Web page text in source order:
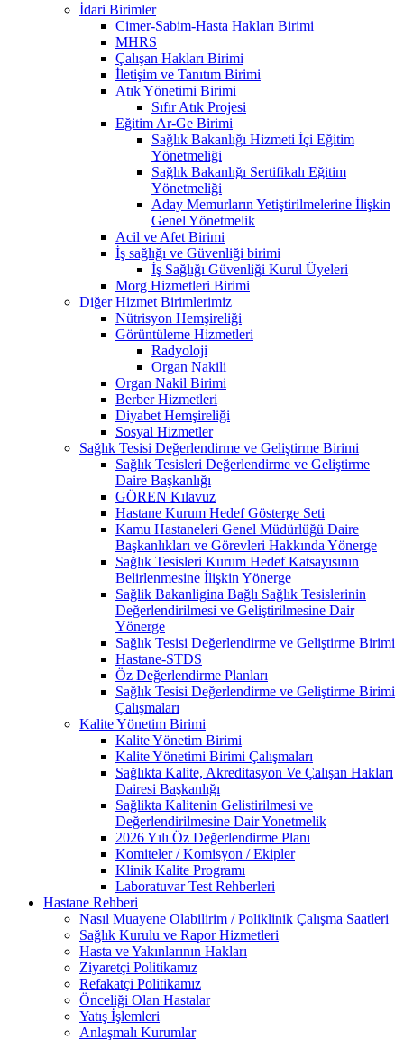
İdari Birimler
Cimer-Sabim-Hasta Hakları Birimi
MHRS
Çalışan Hakları Birimi
İletişim ve Tanıtım Birimi
Atık Yönetimi Birimi
Sıfır Atık Projesi
Eğitim Ar-Ge Birimi
Sağlık Bakanlığı Hizmeti İçi Eğitim
Yönetmeliği
Sağlık Bakanlığı Sertifikalı Eğitim
Yönetmeliği
Aday Memurların Yetiştirilmelerine İlişkin
Genel Yönetmelik
Acil ve Afet Birimi
İş sağlığı ve Güvenliği birimi
İş Sağlığı Güvenliği Kurul Üyeleri
Morg Hizmetleri Birimi
Diğer Hizmet Birimlerimiz
Nütrisyon Hemşireliği
Görüntüleme Hizmetleri
Radyoloji
Organ Nakili
Organ Nakil Birimi
Berber Hizmetleri
Diyabet Hemşireliği
Sosyal Hizmetler
Sağlık Tesisi Değerlendirme ve Geliştirme Birimi
Sağlık Tesisleri Değerlendirme ve Geliştirme
Daire Başkanlığı
GÖREN Kılavuz
Hastane Kurum Hedef Gösterge Seti
Kamu Hastaneleri Genel Müdürlüğü Daire
Başkanlıkları ve Görevleri Hakkında Yönerge
Sağlık Tesisleri Kurum Hedef Katsayısının
Belirlenmesine İlişkin Yönerge
Sağlik Bakanligina Bağlı Sağlık Tesislerinin
Değerlendirilmesi ve Geliştirilmesine Dair
Yönerge
Sağlık Tesisi Değerlendirme ve Geliştirme Birimi
Hastane-STDS
Öz Değerlendirme Planları
Sağlık Tesisi Değerlendirme ve Geliştirme Birimi
Çalışmaları
Kalite Yönetim Birimi
Kalite Yönetim Birimi
Kalite Yönetimi Birimi Çalışmaları
Sağlıkta Kalite, Akreditasyon Ve Çalışan Hakları
Dairesi Başkanlığı
Sağlikta Kalitenin Gelistirilmesi ve
Değerlendirilmesine Dair Yonetmelik
2026 Yılı Öz Değerlendirme Planı
Komiteler / Komisyon / Ekipler
Klinik Kalite Programı
Laboratuvar Test Rehberleri
Hastane Rehberi
Nasıl Muayene Olabilirim / Poliklinik Çalışma Saatleri
Sağlık Kurulu ve Rapor Hizmetleri
Hasta ve Yakınlarının Hakları
Ziyaretçi Politikamız
Refakatçi Politikamız
Önceliği Olan Hastalar
Yatış İşlemleri
Anlaşmalı Kurumlar